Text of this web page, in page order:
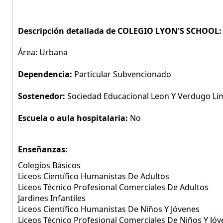
Descripción detallada de COLEGIO LYON'S SCHOOL:
Área: Urbana
Dependencia: Particular Subvencionado
Sostenedor: Sociedad Educacional Leon Y Verdugo
Escuela o aula hospitalaria: No
Enseñanzas:
Colegios Básicos
Liceos Científico Humanistas De Adultos
Liceos Técnico Profesional Comerciales De Adultos
Jardines Infantiles
Liceos Científico Humanistas De Niños Y Jóvenes
Liceos Técnico Profesional Comerciales De Niños Y